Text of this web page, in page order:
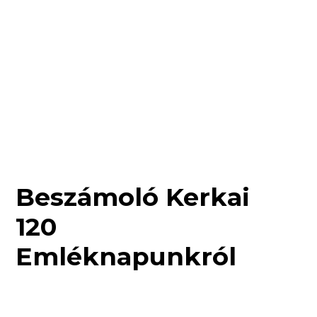
Beszámoló Kerkai
120
Emléknapunkról